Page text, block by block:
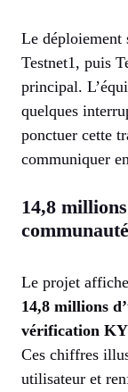
Le déploiement
Testnet1, puis
principal.
quelques
ponctuer cette
communiquer
14,8
Le projet
14,8 millions
vérification
Ces chiffres
utilisateur et